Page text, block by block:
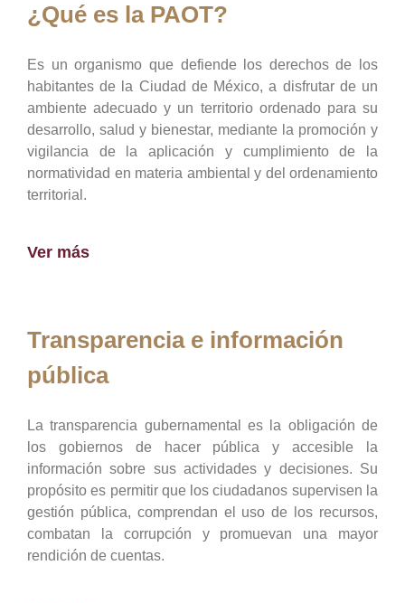
¿Qué es la PAOT?
Es un organismo que defiende los derechos de los
habitantes de la Ciudad de México, a disfrutar de un
ambiente adecuado y un territorio ordenado para su
desarrollo, salud y bienestar, mediante la promoción y
vigilancia de la aplicación y cumplimiento de la
normatividad en materia ambiental y del ordenamiento
territorial.
Ver más
Transparencia e información
pública
La transparencia gubernamental es la obligación de
los gobiernos de hacer pública y accesible la
información sobre sus actividades y decisiones. Su
propósito es permitir que los ciudadanos supervisen la
gestión pública, comprendan el uso de los recursos,
combatan la corrupción y promuevan una mayor
rendición de cuentas.